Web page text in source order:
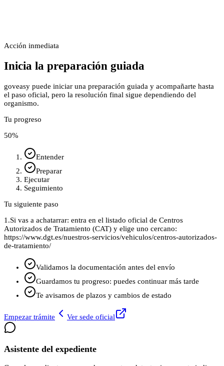
Acción inmediata
Inicia la preparación guiada
goveasy puede iniciar una preparación guiada y acompañarte hasta
el paso oficial, pero la resolución final sigue dependiendo del
organismo.
Tu progreso
50%
Entender
Preparar
Ejecutar
Seguimiento
Tu siguiente paso
1.Si vas a achatarrar: entra en el listado oficial de Centros
Autorizados de Tratamiento (CAT) y elige uno cercano:
https://www.dgt.es/nuestros-servicios/vehiculos/centros-autorizados-
de-tratamiento/
Validamos la documentación antes del envío
Guardamos tu progreso: puedes continuar más tarde
Te avisamos de plazos y cambios de estado
Empezar trámite Ver sede oficial
Asistente del expediente